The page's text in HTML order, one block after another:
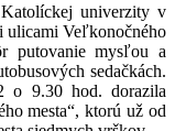
univerzity v
ulicami Veľkonočného
putovanie mysľou a
sedačkách.
o 9.30 hod. dorazila
mesta“, ktorú už od